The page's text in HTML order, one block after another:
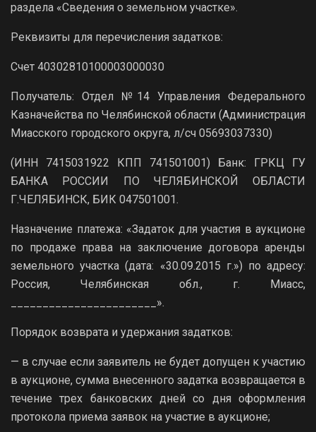
раздела «Сведения о земельном участке».
Реквизиты для перечисления задатков:
Счет 40302810100003000030
Получатель: Отдел №14 Управления Федерального
Казначейства по Челябинской области (Администрация
Миасского городского округа, л/сч 05693037330)
(ИНН 7415031922 КПП 741501001) Банк: ГРКЦ ГУ
БАНКА РОССИИ ПО ЧЕЛЯБИНСКОЙ ОБЛАСТИ
Г.ЧЕЛЯБИНСК, БИК 047501001.
Назначение платежа: «Задаток для участия в аукционе
по продаже права на заключение договора аренды
земельного участка (дата: «30.09.2015 г.») по адресу:
Россия, Челябинская обл., г. Миасс,
_______________________».
Порядок возврата и удержания задатков:
— в случае если заявитель не будет допущен к участию
в аукционе, сумма внесенного задатка возвращается в
течение трех банковских дней со дня оформления
протокола приема заявок на участие в аукционе;